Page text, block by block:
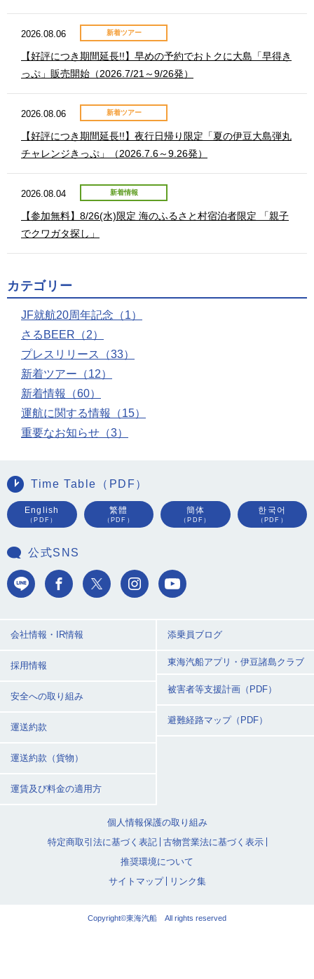
2026.08.06 新着ツアー
【好評につき期間延長!!】早めの予約でおトクに大島「早得き
っぷ」販売開始（2026.7/21～9/26発）
2026.08.06 新着ツアー
【好評につき期間延長!!】夜行日帰り限定「夏の伊豆大島弾丸
チャレンジきっぷ」（2026.7.6～9.26発）
2026.08.04 新着情報
【参加無料】8/26(水)限定 海のふるさと村宿泊者限定 「親子
でクワガタ探し」
カテゴリー
JF就航20周年記念（1）
さるBEER（2）
プレスリリース（33）
新着ツアー（12）
新着情報（60）
運航に関する情報（15）
重要なお知らせ（3）
Time Table（PDF）
English
（PDF）
繁體
（PDF）
簡体
（PDF）
한국어
（PDF）
公式SNS
会社情報・IR情報
採用情報
安全への取り組み
運送約款
運送約款（貨物）
運賃及び料金の適用方
添乗員ブログ
東海汽船アプリ・ 伊豆諸島クラブ
被害者等支援計画（PDF）
避難経路マップ（PDF）
個人情報保護の取り組み
特定商取引法に基づく表記
古物営業法に基づく表示
推奨環境について
サイトマップ
リンク集
Copyright©東海汽船 All rights reserved